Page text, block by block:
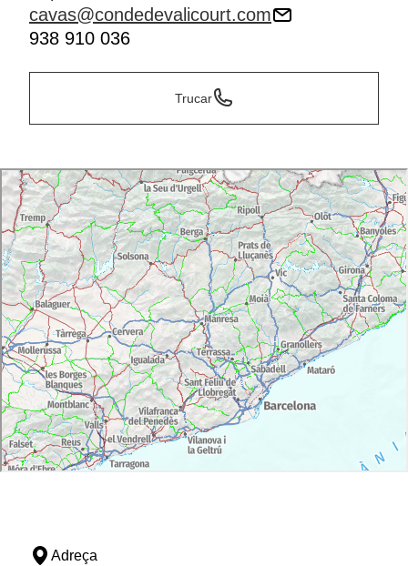
cavas@condedevalicourt.com
938 910 036
Trucar
Adreça